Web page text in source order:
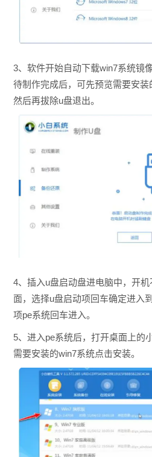
3、软件开始自动下载win7系统镜
待制作完成后，可先预览需要安装
然后再拔除u盘退出。
4、插入u盘启动盘进电脑中，开
面，选择u盘启动项回车确定进入
项pe系统回车进入。
5、进入pe系统后，打开桌面上的
需要安装的win7系统点击安装。